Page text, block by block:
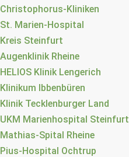
Christophorus-Kliniken
St. Marien-Hospital
Kreis Steinfurt
Augenklinik Rheine
HELIOS Klinik Lengerich
Klinikum Ibbenbüren
Klinik Tecklenburger Land
UKM Marienhospital Steinfurt
Mathias-Spital Rheine
Pius-Hospital Ochtrup